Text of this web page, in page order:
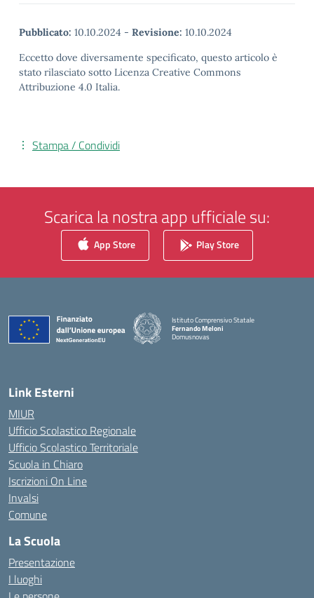
Pubblicato: 10.10.2024 - Revisione: 10.10.2024
Eccetto dove diversamente specificato, questo articolo è
stato rilasciato sotto Licenza Creative Commons
Attribuzione 4.0 Italia.
Stampa / Condividi
Scarica la nostra app ufficiale su:
App Store Play Store
Istituto Comprensivo Statale
Fernando Meloni
Domusnovas
Link Esterni
MIUR
Ufficio Scolastico Regionale
Ufficio Scolastico Territoriale
Scuola in Chiaro
Iscrizioni On Line
Invalsi
Comune
La Scuola
Presentazione
I luoghi